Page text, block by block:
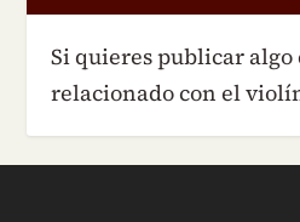
Si quieres publicar
relacionado con el